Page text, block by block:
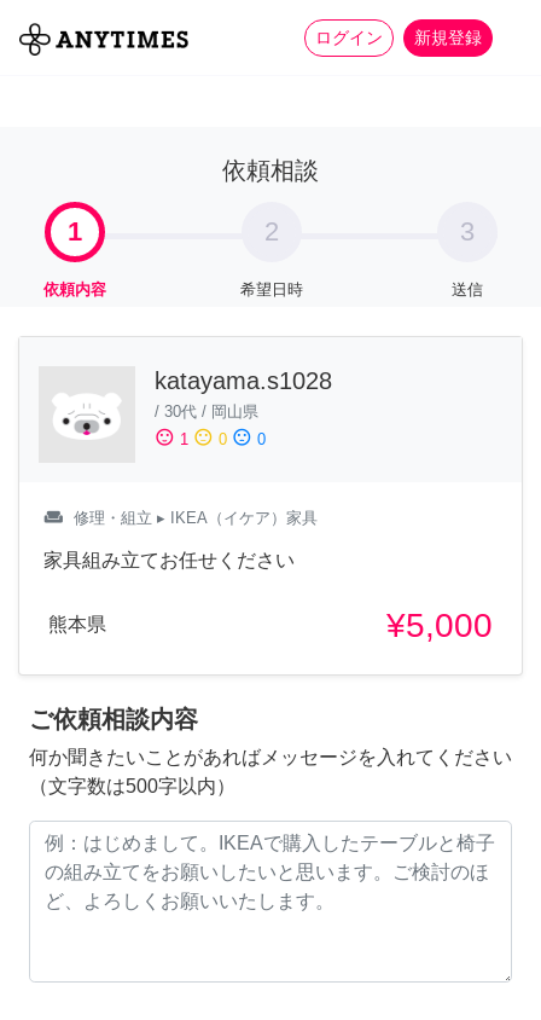
ログイン 新規登録
全て 家事 more_horiz
依頼相談
1
依頼内容
2
希望日時
3
送信
katayama.s1028
/ 30代 / 岡山県
sentiment_satisfied 1 sentiment_neutral 0 sentiment_dissatisfied 0
weekend 修理・組立 ▸ IKEA（イケア）家具
家具組み立てお任せください
熊本県 ¥5,000
ご依頼相談内容
何か聞きたいことがあればメッセージを入れてください
（文字数は500字以内）